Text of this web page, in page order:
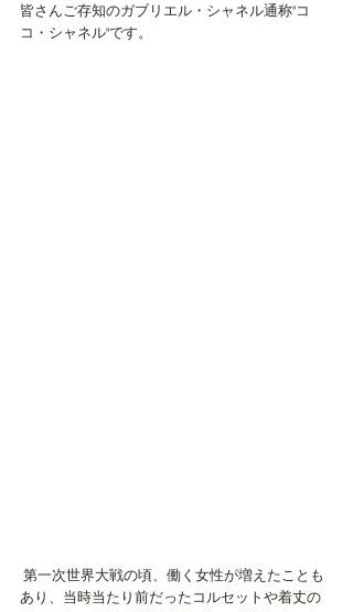
皆さんご存知のガブリエル・シャネル通称"コ
コ・シャネル"です。
あり、当時当たり前だったコルセットや着丈の